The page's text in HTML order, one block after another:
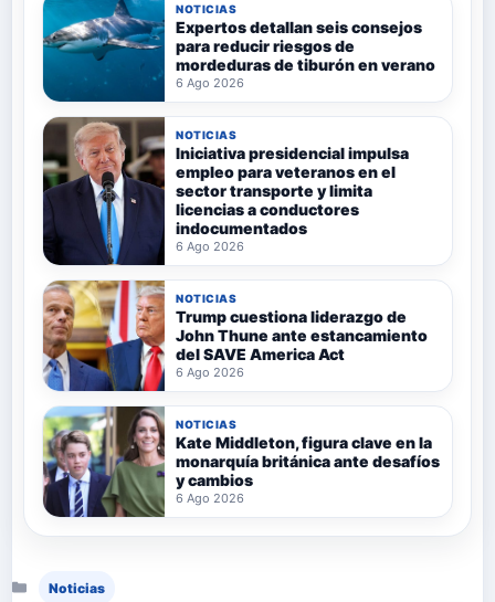
NOTICIAS
Expertos detallan seis consejos
para reducir riesgos de
mordeduras de tiburón en verano
6 Ago 2026
NOTICIAS
Iniciativa presidencial impulsa
empleo para veteranos en el
sector transporte y limita
licencias a conductores
indocumentados
6 Ago 2026
NOTICIAS
Trump cuestiona liderazgo de
John Thune ante estancamiento
del SAVE America Act
6 Ago 2026
NOTICIAS
Kate Middleton, figura clave en la
monarquía británica ante desafíos
y cambios
6 Ago 2026
Noticias